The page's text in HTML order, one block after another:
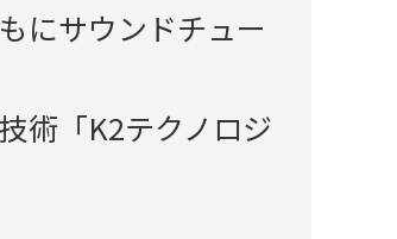
にサウンドチュー
術「K2テクノロジ